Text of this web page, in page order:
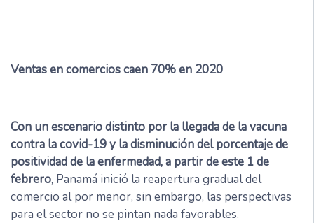
Ventas en comercios caen 70% en 2020
Con un escenario distinto por la llegada de la vacuna
contra la covid-19 y la disminución del porcentaje de
positividad de la enfermedad, a partir de este 1 de
febrero, Panamá inició la reapertura gradual del
comercio al por menor, sin embargo, las perspectivas
para el sector no se pintan nada favorables.